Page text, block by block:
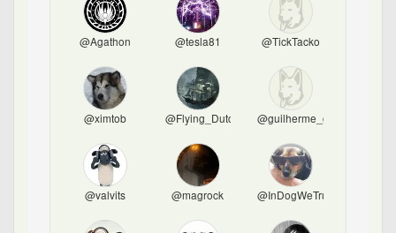
@Agathon @tesla81 @TickTacko
@ximtob @Flying_Dutchman@guilherme_gontijo
@valvits @magrock @InDogWeTrust